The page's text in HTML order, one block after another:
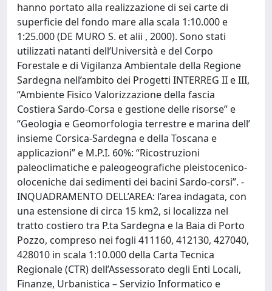
hanno portato alla realizzazione di sei carte di
superficie del fondo mare alla scala 1:10.000 e
1:25.000 (DE MURO S. et alii , 2000). Sono stati
utilizzati natanti dell’Università e del Corpo
Forestale e di Vigilanza Ambientale della Regione
Sardegna nell’ambito dei Progetti INTERREG II e III,
“Ambiente Fisico Valorizzazione della fascia
Costiera Sardo-Corsa e gestione delle risorse” e
“Geologia e Geomorfologia terrestre e marina dell’
insieme Corsica-Sardegna e della Toscana e
applicazioni” e M.P.I. 60%: “Ricostruzioni
paleoclimatiche e paleogeografiche pleistocenico-
oloceniche dai sedimenti dei bacini Sardo-corsi”. -
INQUADRAMENTO DELL’AREA: l’area indagata, con
una estensione di circa 15 km2, si localizza nel
tratto costiero tra P.ta Sardegna e la Baia di Porto
Pozzo, compreso nei fogli 411160, 412130, 427040,
428010 in scala 1:10.000 della Carta Tecnica
Regionale (CTR) dell’Assessorato degli Enti Locali,
Finanze, Urbanistica – Servizio Informatico e